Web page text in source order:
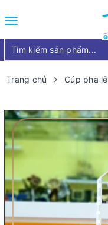
Toggle
Trang chủ Cúp pha lê